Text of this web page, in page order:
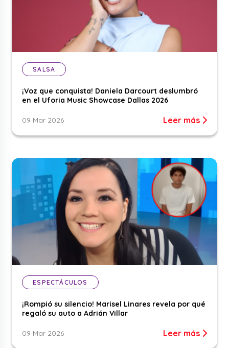
SALSA
¡Voz que conquista! Daniela Darcourt deslumbró
en el Uforia Music Showcase Dallas 2026
09 Mar 2026 Leer más
ESPECTÁCULOS
¡Rompió su silencio! Marisel Linares revela por qué
regaló su auto a Adrián Villar
09 Mar 2026 Leer más